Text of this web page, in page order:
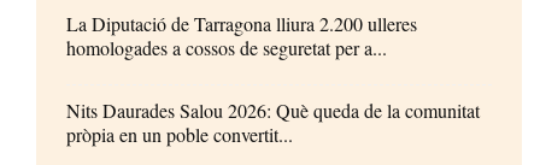
La Diputació de Tarragona lliura 2.200 ulleres
homologades a cossos de seguretat per a...
Nits Daurades Salou 2026: Què queda de la comunitat
pròpia en un poble convertit...